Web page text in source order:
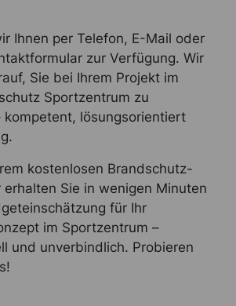
Ihnen per Telefon, E-Mail oder
zur Verfügung. Wir
Sie bei Ihrem Projekt im
Sportzentrum zu
kompetent, lösungsorientiert
kostenlosen Brandschutz-
erhalten Sie in wenigen Minuten
für Ihr
im Sportzentrum –
und unverbindlich. Probieren